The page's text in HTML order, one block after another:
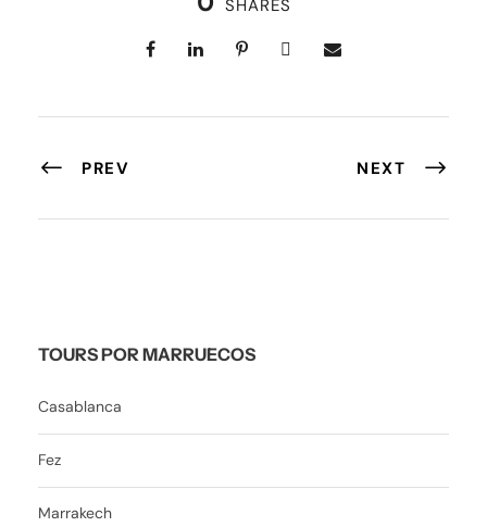
SHARES
PREV NEXT
TOURS POR MARRUECOS
Casablanca
Fez
Marrakech